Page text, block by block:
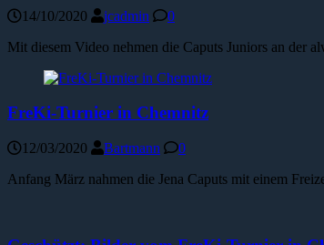
14/10/2020 jcadmin
0
Mit diesem Video nehmen die Caputs Juniors an der
FreKi-Turnier in Chemnitz
12/03/2020 Bartmann
0
Anfang März nahmen die Jena Caputs mit einem